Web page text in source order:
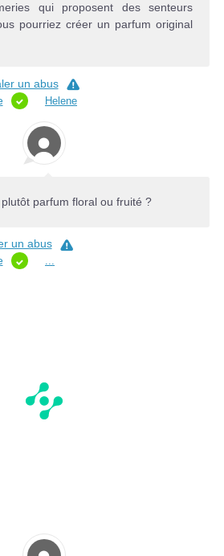
qui proposent des senteurs
pourriez créer un parfum original
un abus
Helene
parfum floral ou fruité ?
un abus
...